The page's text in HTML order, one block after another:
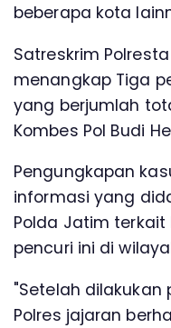
beberapa kota
Satreskrim
menangkap Tiga
yang berjumlah
Kombes Pol Budi
Pengungkapan
informasi yang
Polda Jatim
pencuri ini di
"Setelah dilakukan
Polres jajaran